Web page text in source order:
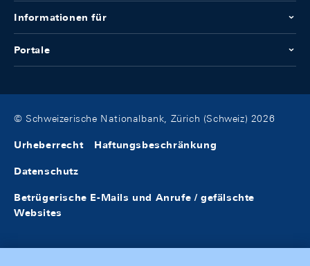
Informationen für
Portale
© Schweizerische Nationalbank, Zürich (Schweiz) 2026
Urheberrecht Haftungsbeschränkung
Datenschutz
Betrügerische E-Mails und Anrufe / gefälschte
Websites